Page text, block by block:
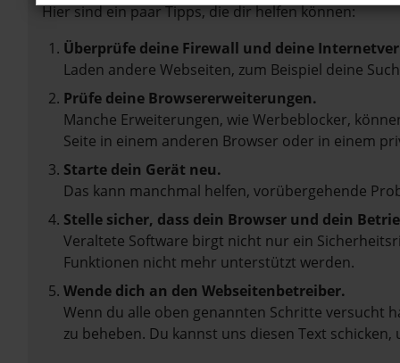
Hier sind ein paar Tipps, die dir helfen können:
Überprüfe deine Firewall und deine
Laden andere Webseiten, zum Beispiel deine
Prüfe deine Browsererweiterungen.
Manche Erweiterungen, wie Werbeblocker,
Seite in einem anderen Browser oder in einem
Starte dein Gerät neu.
Das kann manchmal helfen, vorübergehende
Stelle sicher, dass dein Browser und dein
Veraltete Software birgt nicht nur ein
Funktionen nicht mehr unterstützt werden.
Wende dich an den Webseitenbetreiber.
Wenn du alle oben genannten Schritte versucht
zu beheben. Du kannst uns diesen Text